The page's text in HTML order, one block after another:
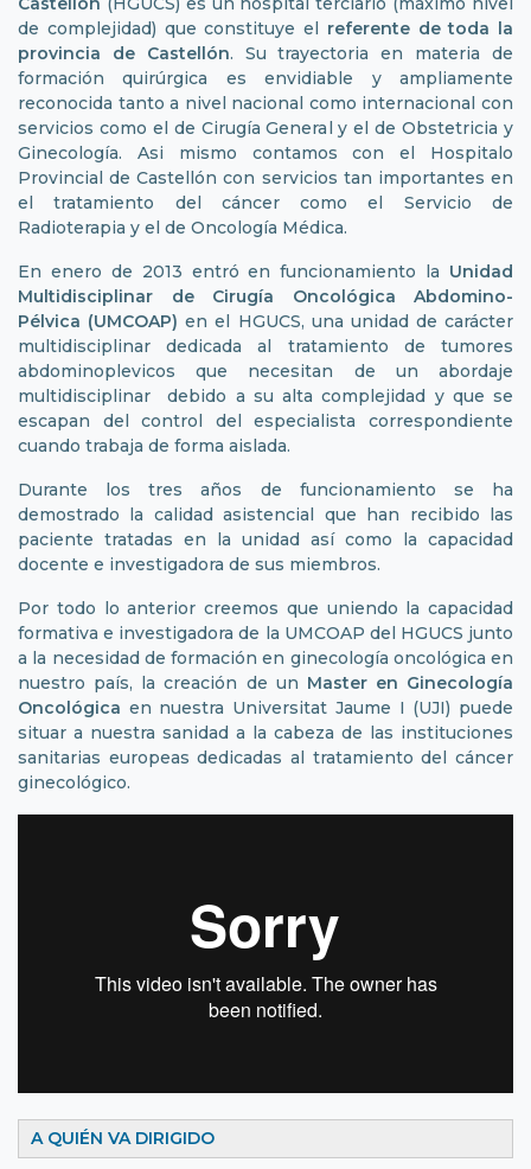
de complejidad) que constituye el referente de toda la
provincia de Castellón. Su trayectoria en materia de
formación quirúrgica es envidiable y ampliamente
reconocida tanto a nivel nacional como internacional con
servicios como el de Cirugía General y el de Obstetricia y
Ginecología. Asi mismo contamos con el Hospitalo
Provincial de Castellón con servicios tan importantes en
el tratamiento del cáncer como el Servicio de
Radioterapia y el de Oncología Médica.
En enero de 2013 entró en funcionamiento la Unidad
Multidisciplinar de Cirugía Oncológica Abdomino-
Pélvica (UMCOAP) en el HGUCS, una unidad de carácter
multidisciplinar dedicada al tratamiento de tumores
abdominoplevicos que necesitan de un abordaje
multidisciplinar debido a su alta complejidad y que se
escapan del control del especialista correspondiente
cuando trabaja de forma aislada.
Durante los tres años de funcionamiento se ha
demostrado la calidad asistencial que han recibido las
paciente tratadas en la unidad así como la capacidad
docente e investigadora de sus miembros.
Por todo lo anterior creemos que uniendo la capacidad
formativa e investigadora de la UMCOAP del HGUCS junto
a la necesidad de formación en ginecología oncológica en
nuestro país, la creación de un Master en Ginecología
Oncológica en nuestra Universitat Jaume I (UJI) puede
situar a nuestra sanidad a la cabeza de las instituciones
sanitarias europeas dedicadas al tratamiento del cáncer
ginecológico.
A QUIÉN VA DIRIGIDO